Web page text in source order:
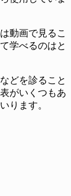
動画で見るこ
学べるのはと
どを診ること
がいくつもあ
ります。